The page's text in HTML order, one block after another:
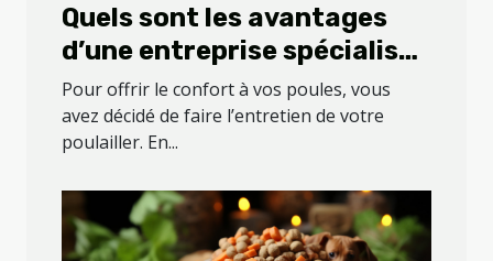
Quels sont les avantages
d’une entreprise spécialisée
dans l’entretien de votre
poulailler ?
Pour offrir le confort à vos poules, vous
avez décidé de faire l’entretien de votre
poulailler. En...